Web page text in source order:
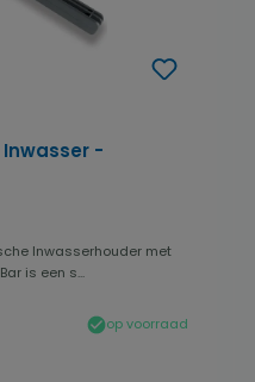
-
Inwasserhouder met
is een s...
op voorraad